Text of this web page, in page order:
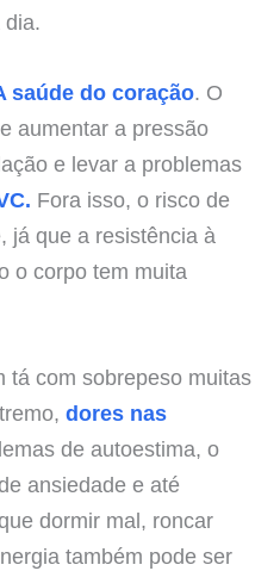
dia.
saúde do coração. O
aumentar a pressão
e levar a problemas
Fora isso, o risco de
já que a resistência à
o corpo tem muita
tá com sobrepeso muitas
dores nas
de autoestima, o
ansiedade e até
dormir mal, roncar
também pode ser